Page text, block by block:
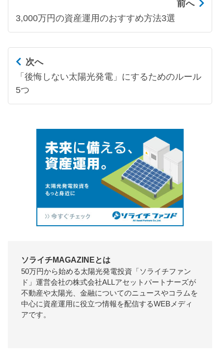
前へ
3,000万円の資産運用のおすすめ方法3選
次へ
「後悔しない太陽光発電」にするためのルール
5つ
ソライチMAGAZINEとは
50万円から始める太陽光発電投資「ソライチファン
ド」運営会社の株式会社ALLアセットパートナーズが
不動産や太陽光、金融についてのニュースやコラムを
中心に資産運用に役立つ情報を配信するWEBメディ
アです。